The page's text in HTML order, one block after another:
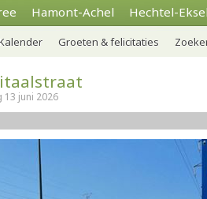
Hamont-Achel Hechtel-
Groeten & felicitaties
13 juni 2026